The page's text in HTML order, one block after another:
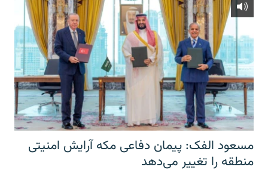
مسعود الفک: پیمان دفاعی مکه آرایش امنیتی
منطقه را تغییر می‌دهد